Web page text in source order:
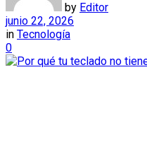
by Editor
junio 22, 2026
in Tecnología
0